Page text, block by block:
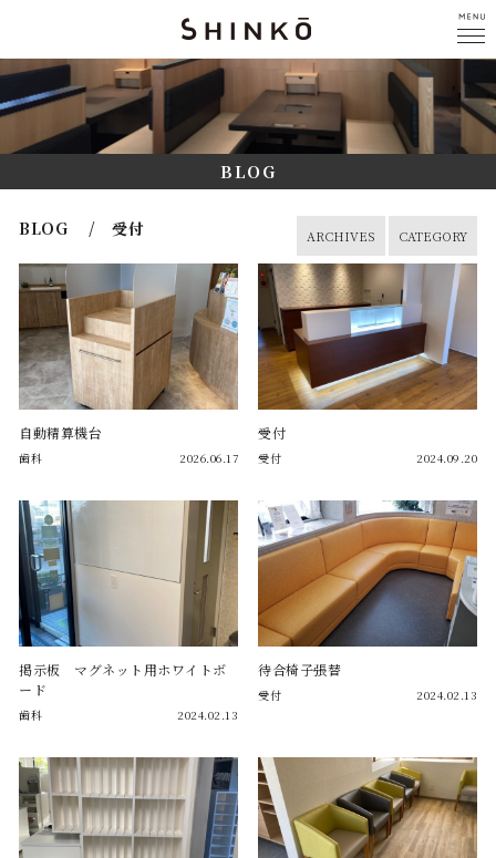
BLOG
BLOG / 受付 CATEGORY
ARCHIVES
自動精算機台
歯科 2026.06.17
受付
受付 2024.09.20
掲示板 マグネット用ホワイトボ
ード
歯科 2024.02.13
待合椅子張替
受付 2024.02.13